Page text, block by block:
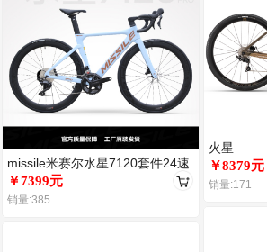
missile米赛尔水星7120套件24速
油碟新款碳纤维公路
￥7399元
销量:385
火星
￥8379元
销量:171